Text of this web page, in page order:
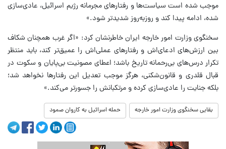
موجب شده است سیاست‌ها و رفتارهای مجرمانه رژیم اسرائیل، عادی‌سازی
شده، ادامه پیدا کند و روزبه‌روز شدیدتر شود.»
سخنگوی وزارت امور خارجه ایران خاطرنشان کرد: «اگر غرب همچنان شکاف
بین ارزش‌های ادعای‌اش و رفتارهای عملی‌اش را عمیق‌تر کند، باید منتظر
تکرار درس‌های بی‌رحمانه تاریخ باشد؛ اعطای مصونیت بی‌پایان و سکوت در
قبال قلدری و قانون‌شکنی، هرگز موجب تعدیل این رفتارها نخواهد شد؛
بلکه جنایت را عادی‌سازی کرده و مرتکبانش را جسورتر می‌کند.»
بقایی سخنگوی وزارت امور خارجه حمله اسرائیل به کاروان صمود